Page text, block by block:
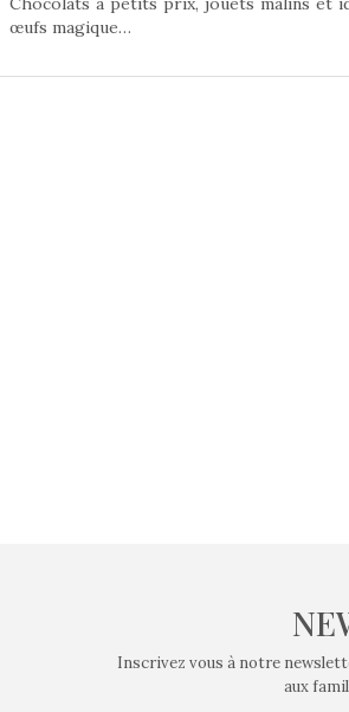
œufs magique…
Inscrivez vous à notre
aux